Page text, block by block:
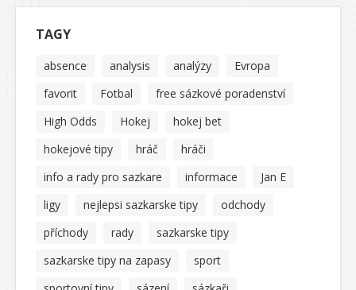
TAGY
absence analysis analýzy
Evropa
favorit
Fotbal
free sázkové poradenství
High Odds
Hokej
hokej bet
hokejové tipy
hráč
hráči
info a rady pro sazkare
informace
Jan E
ligy
nejlepsi sazkarske tipy
odchody
příchody
rady
sazkarske tipy
sazkarske tipy na zapasy
sport